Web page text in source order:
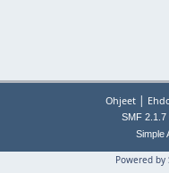
Ohjeet |
SMF
Simple
Powered by